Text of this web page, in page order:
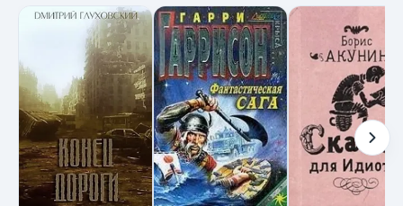
013 Hozyayka pansiona
014 Doroga v ray
015 Missis Biksbi i polkovnich'ya shuba
016 Edvard-Zavoevatel'